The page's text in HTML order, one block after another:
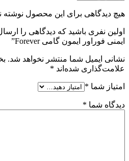
هیچ دیدگاهی برای این محصول
اولین نفری باشید که دیدگاهی را
ایمنی فوراور ایمون گامی Forever”
نشانی ایمیل شما منتشر نخواهد شد.
علامت‌گذاری شده‌اند *
امتیاز شما *
دیدگاه شما *